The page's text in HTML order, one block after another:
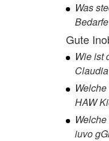
Was
Gute
Wie ist
HAW
iuvo